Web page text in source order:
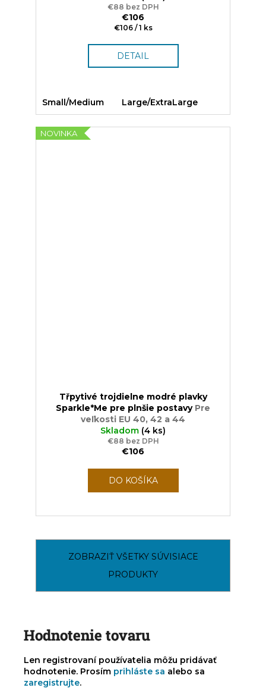
€88 bez DPH
€106
Jednotková
€106 / 1 ks
DETAIL
Small/Medium Large/ExtraLarge
NOVINKA
Třpytivé trojdielne modré plavky
Sparkle*Me pre plnšie postavy Pre
veľkosti EU 40, 42 a 44
Skladom (4 ks)
€88 bez DPH
€106
DO KOŠÍKA
ZOBRAZIŤ VŠETKY SÚVISIACE
PRODUKTY
Hodnotenie tovaru
Len registrovaní používatelia môžu pridávať
hodnotenie. Prosím prihláste sa alebo sa
zaregistrujte.